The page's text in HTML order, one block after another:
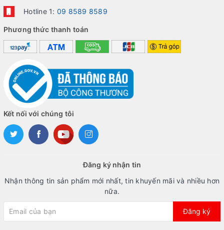
Hotline 1: 09 8589 8589
Phương thức thanh toán
Kết nối với chúng tôi
Đăng ký nhận tin
Nhận thông tin sản phẩm mới nhất, tin khuyến mãi và nhiều hơn
nữa.
Đăng ký